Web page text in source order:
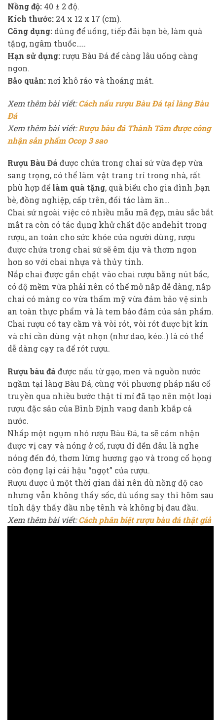
Nồng độ: 40 ± 2 độ.
Kích thước: 24 x 12 x 17 (cm).
Công dụng: dùng để uống, tiếp đãi bạn bè, làm quà
tặng, ngâm thuốc…..
Hạn sử dụng: rượu Bàu Đá để càng lâu uống càng
ngon.
Bảo quản: nơi khô ráo và thoáng mát.
Xem thêm bài viết:Cách nấu rượu Bàu Đá tại làng Bàu
Đá
Xem thêm bài viết:Rượu bàu đá Thành Tâm được công
nhận sản phẩm Ocop 3 sao
Rượu Bàu Đá được chứa trong chai sứ vừa đẹp vừa
sang trọng, có thể làm vật trang trí trong nhà, rất
phù hợp để làm quà tặng, quà biếu cho gia đình ,bạn
bè, đồng nghiệp, cấp trên, đối tác làm ăn…
Chai sứ ngoài việc có nhiều mẫu mã đẹp, màu sắc bắt
mắt ra còn có tác dụng khử chất độc andehit trong
rượu, an toàn cho sức khỏe của người dùng, rượu
được chứa trong chai sứ sẽ êm dịu và thơm ngon
hơn so với chai nhựa và thủy tinh.
Nắp chai được gắn chặt vào chai rượu bằng nút bấc,
có độ mềm vừa phải nên có thể mở nắp dễ dàng, nắp
chai có màng co vừa thẩm mỹ vừa đảm bảo vệ sinh
an toàn thực phẩm và là tem bảo đảm của sản phẩm.
Chai rượu có tay cầm và vòi rót, vòi rót được bịt kín
và chỉ cần dùng vật nhọn (như dao, kéo..) là có thể
dễ dàng cạy ra để rót rượu.
Rượu bàu đá được nấu từ gạo, men và nguồn nước
ngầm tại làng Bàu Đá, cùng với phương pháp nấu cổ
truyền qua nhiều bước thật tỉ mỉ đã tạo nên một loại
rượu đặc sản của Bình Định vang danh khắp cả
nước.
Nhấp một ngụm nhỏ rượu Bàu Đá, ta sẽ cảm nhận
được vị cay và nóng ở cổ, rượu đi đến đâu là nghe
nóng đến đó, thơm lừng hương gạo và trong cổ họng
còn đọng lại cái hậu “ngọt” của rượu.
Rượu được ủ một thời gian dài nên dù nồng độ cao
nhưng vẫn không thấy sốc, dù uống say thì hôm sau
tỉnh dậy thấy đầu nhẹ tênh và không bị đau đầu.
Xem thêm bài viết:Cách phân biệt rượu bàu đá thật giả